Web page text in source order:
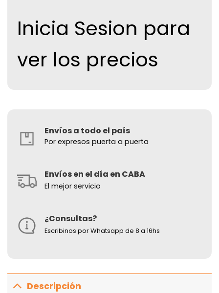
Inicia Sesion para
ver los precios
Envíos a todo el país
Por expresos puerta a puerta
Envíos en el día en CABA
El mejor servicio
¿Consultas?
Escribinos por Whatsapp de 8 a 16hs
Descripción